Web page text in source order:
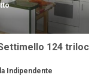
124
Indipendente